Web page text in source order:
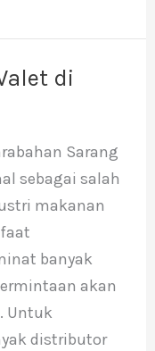
di
Sarang
sebagai salah
makanan
banyak
akan
Untuk
distributor